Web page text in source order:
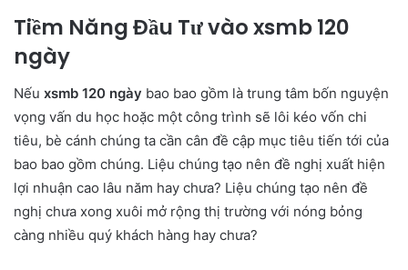
Tiềm Năng Đầu Tư vào xsmb 120
ngày
Nếu xsmb 120 ngày bao bao gồm là trung tâm bốn nguyện
vọng vấn du học hoặc một công trình sẽ lôi kéo vốn chi
tiêu, bè cánh chúng ta cần cân đề cập mục tiêu tiến tới của
bao bao gồm chúng. Liệu chúng tạo nên đề nghị xuất hiện
lợi nhuận cao lâu năm hay chưa? Liệu chúng tạo nên đề
nghị chưa xong xuôi mở rộng thị trường với nóng bỏng
càng nhiều quý khách hàng hay chưa?